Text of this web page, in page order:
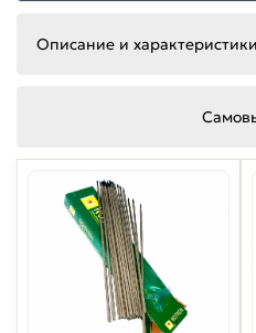
Описание и характеристики